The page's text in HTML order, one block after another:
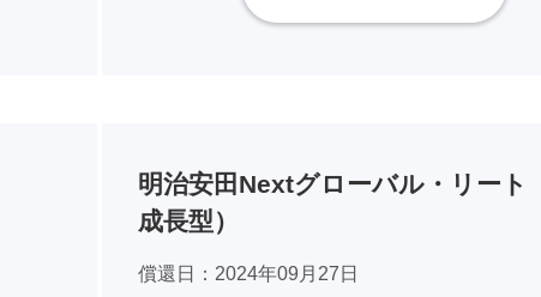
明治安田Nextグローバル・リート
成長型）
償還日 2024年09月27日